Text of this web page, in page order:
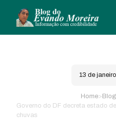
13 de
Home> Blog
Governo do DF decreta estado
chuvas